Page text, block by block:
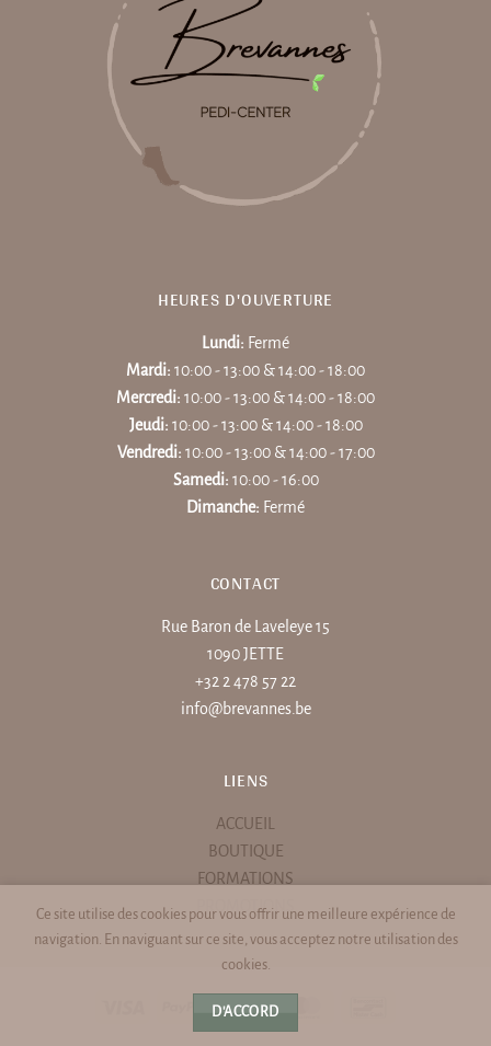
HEURES D'OUVERTURE
Lundi: Fermé
Mardi: 10:00 - 13:00 & 14:00 - 18:00
Mercredi: 10:00 - 13:00 & 14:00 - 18:00
Jeudi: 10:00 - 13:00 & 14:00 - 18:00
Vendredi: 10:00 - 13:00 & 14:00 - 17:00
Samedi: 10:00 - 16:00
Dimanche: Fermé
CONTACT
Rue Baron de Laveleye 15
1090 JETTE
+32 2 478 57 22
info@brevannes.be
LIENS
ACCUEIL
BOUTIQUE
FORMATIONS
PROMOTIONS
PayPal Stripe
Ce site utilise des cookies pour vous offrir une meilleure expérience de
navigation. En naviguant sur ce site, vous acceptez notre utilisation des
cookies.
D'ACCORD